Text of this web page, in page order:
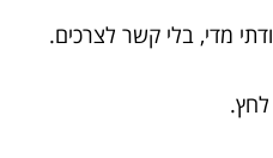
מדי, בלי קשר לצרכים.
לחץ.